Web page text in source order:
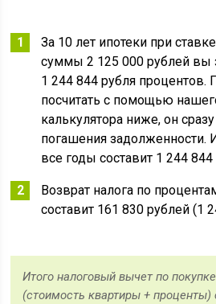
За 10 лет ипотеки при
суммы 2 125 000 рублей вы
1 244 844 рубля
посчитать с помощью
калькулятора ниже, он
погашения задолженности.
все годы составит 1 244 844
Возврат налога по
составит 161 830 рублей (1
Итого налоговый вычет по
(стоимость квартиры + проценты)